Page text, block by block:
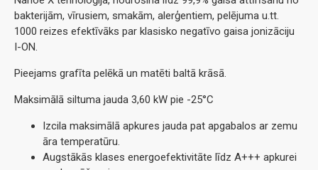
bakterijām, vīrusiem, smakām, alerģentiem, pelējuma u.tt.
1000 reizes efektīvāks par klasisko negatīvo gaisa jonizāciju
I-ON.
Pieejams grafīta pelēkā un matēti baltā krāsā.
Maksimālā siltuma jauda 3,60 kW pie -25°C
Izcila maksimālā apkures jauda pat apgabalos ar zemu
āra temperatūru.
Augstākās klases energoefektivitāte līdz A+++ apkurei